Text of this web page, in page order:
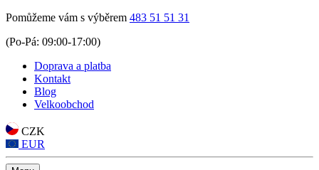
Pomůžeme vám s výběrem 483 51 51 31
(Po-Pá: 09:00-17:00)
Doprava a platba
Kontakt
Blog
Velkoobchod
CZK
EUR